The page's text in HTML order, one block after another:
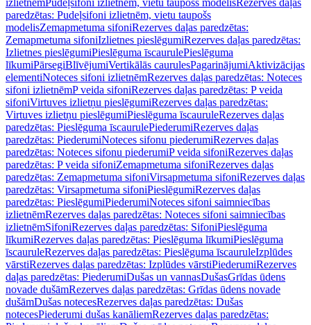
izlietnēmPudeļsifoni izlietnēm, vietu taupošs modelisRezerves daļas
paredzētas: Pudeļsifoni izlietnēm, vietu taupošs
modelisZemapmetuma sifoniRezerves daļas paredzētas:
Zemapmetuma sifoniIzlietnes pieslēgumiRezerves daļas paredzētas:
Izlietnes pieslēgumiPieslēguma īscaurulePieslēguma
līkumiPārsegiBlīvējumiVertikālās caurulesPagarinājumiAktivizācijas
elementiNoteces sifoni izlietnēmRezerves daļas paredzētas: Noteces
sifoni izlietnēmP veida sifoniRezerves daļas paredzētas: P veida
sifoniVirtuves izlietņu pieslēgumiRezerves daļas paredzētas:
Virtuves izlietņu pieslēgumiPieslēguma īscauruleRezerves daļas
paredzētas: Pieslēguma īscaurulePiederumiRezerves daļas
paredzētas: PiederumiNoteces sifonu piederumiRezerves daļas
paredzētas: Noteces sifonu piederumiP veida sifoniRezerves daļas
paredzētas: P veida sifoniZemapmetuma sifoniRezerves daļas
paredzētas: Zemapmetuma sifoniVirsapmetuma sifoniRezerves daļas
paredzētas: Virsapmetuma sifoniPieslēgumiRezerves daļas
paredzētas: PieslēgumiPiederumiNoteces sifoni saimniecības
izlietnēmRezerves daļas paredzētas: Noteces sifoni saimniecības
izlietnēmSifoniRezerves daļas paredzētas: SifoniPieslēguma
līkumiRezerves daļas paredzētas: Pieslēguma līkumiPieslēguma
īscauruleRezerves daļas paredzētas: Pieslēguma īscauruleIzplūdes
vārstiRezerves daļas paredzētas: Izplūdes vārstiPiederumiRezerves
daļas paredzētas: PiederumiDušas un vannasDušasGrīdas ūdens
novade dušāmRezerves daļas paredzētas: Grīdas ūdens novade
dušāmDušas notecesRezerves daļas paredzētas: Dušas
notecesPiederumi dušas kanāliemRezerves daļas paredzētas: